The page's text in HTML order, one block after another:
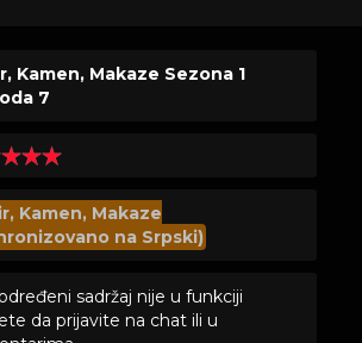
Kamen, Makaze Sezona 1
7
Kamen, Makaze
na Srpski)
sadržaj nije u funkciji
da prijavite na chat ili u